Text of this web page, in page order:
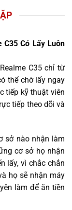
C35 Có Lấy Luôn
C35 chỉ từ
thể chờ lấy ngay
tiếp kỹ thuật viên
tiếp theo dõi và
sở nào nhận làm
cơ sở họ nhận
lấy, vì chắc chắn
họ sẽ nhận máy
làm để ăn tiền